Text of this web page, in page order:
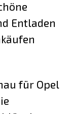
Entladen
für Opel